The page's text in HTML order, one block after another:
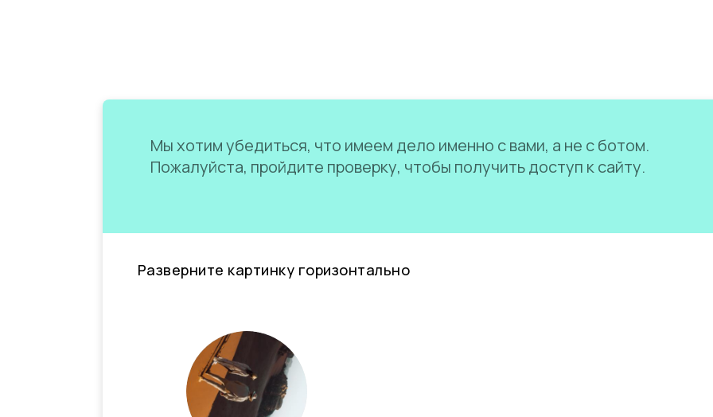
Мы хотим убедиться, что имеем дело именно с вами, а не с ботом.
Пожалуйста, пройдите проверку, чтобы получить доступ к сайту.
Разверните картинку горизонтально